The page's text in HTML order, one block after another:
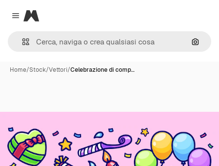
Close menu
Magnific
Cerca
Home/Stock/Vettori/Celebrazione di comp…